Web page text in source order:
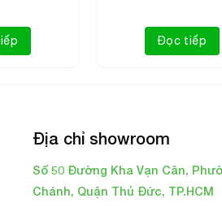
Đọc tiếp
Địa chỉ showroom
Số 50 Đường Kha Vạn Cân,
Chánh, Quận Thủ Đức, TP.HCM